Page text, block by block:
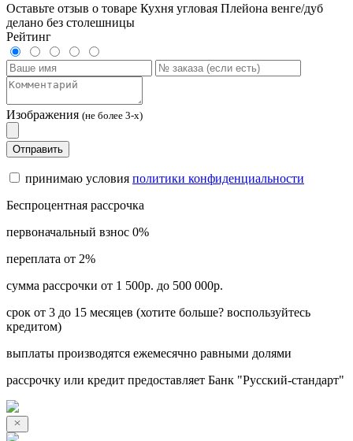
Оставьте отзыв о товаре Кухня угловая Плейона венге/дуб
делано без столешницы
Рейтинг
Изображения (не более 3-х)
Отправить
принимаю условия политики конфиденциальности
Беспроцентная рассрочка
первоначальный взнос 0%
переплата от 2%
сумма рассрочки от 1 500р. до 500 000р.
срок от 3 до 15 месяцев (хотите больше? воспользуйтесь
кредитом)
выплаты производятся ежемесячно равными долями
рассрочку или кредит предоставляет Банк "Русский-стандарт"